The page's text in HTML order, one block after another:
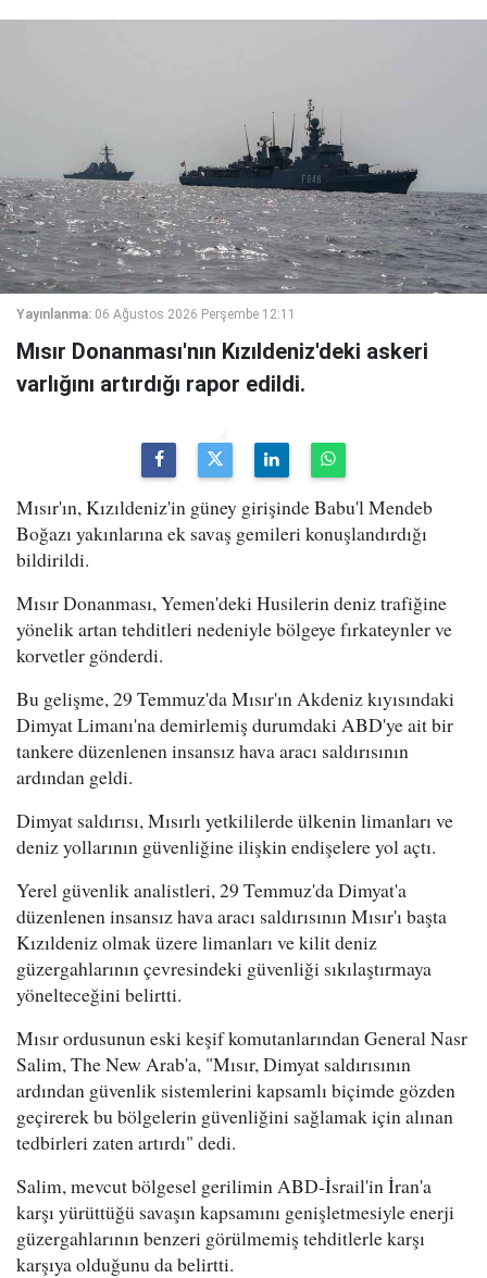
Yayınlanma: 06 Ağustos 2026 Perşembe 12:11
Mısır Donanması'nın Kızıldeniz'deki askeri
varlığını artırdığı rapor edildi.
Mısır'ın, Kızıldeniz'in güney girişinde Babu'l Mendeb
Boğazı yakınlarına ek savaş gemileri konuşlandırdığı
bildirildi.
Mısır Donanması, Yemen'deki Husilerin deniz trafiğine
yönelik artan tehditleri nedeniyle bölgeye fırkateynler ve
korvetler gönderdi.
Bu gelişme, 29 Temmuz'da Mısır'ın Akdeniz kıyısındaki
Dimyat Limanı'na demirlemiş durumdaki ABD'ye ait bir
tankere düzenlenen insansız hava aracı saldırısının
ardından geldi.
Dimyat saldırısı, Mısırlı yetkililerde ülkenin limanları ve
deniz yollarının güvenliğine ilişkin endişelere yol açtı.
Yerel güvenlik analistleri, 29 Temmuz'da Dimyat'a
düzenlenen insansız hava aracı saldırısının Mısır'ı başta
Kızıldeniz olmak üzere limanları ve kilit deniz
güzergahlarının çevresindeki güvenliği sıkılaştırmaya
yönelteceğini belirtti.
Mısır ordusunun eski keşif komutanlarından General Nasr
Salim, The New Arab'a, "Mısır, Dimyat saldırısının
ardından güvenlik sistemlerini kapsamlı biçimde gözden
geçirerek bu bölgelerin güvenliğini sağlamak için alınan
tedbirleri zaten artırdı" dedi.
Salim, mevcut bölgesel gerilimin ABD-İsrail'in İran'a
karşı yürüttüğü savaşın kapsamını genişletmesiyle enerji
güzergahlarının benzeri görülmemiş tehditlerle karşı
karşıya olduğunu da belirtti.